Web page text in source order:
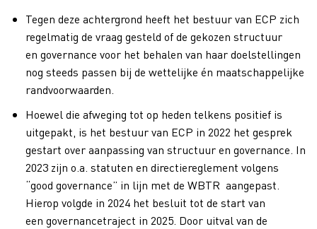
Tegen deze achtergrond heeft het bestuur van ECP zich
regelmatig de vraag gesteld of de gekozen structuur
en governance voor het behalen van haar doelstellingen
nog steeds passen bij de wettelijke én maatschappelijke
randvoorwaarden.
Hoewel die afweging tot op heden telkens positief is
uitgepakt, is het bestuur van ECP in 2022 het gesprek
gestart over aanpassing van structuur en governance. In
2023 zijn o.a. statuten en directiereglement volgens
“good governance” in lijn met de WBTR aangepast.
Hierop volgde in 2024 het besluit tot de start van
een governancetraject in 2025. Door uitval van de